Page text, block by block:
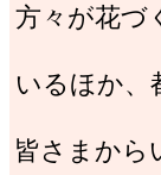
方々が花づ
いるほか、
皆さまから